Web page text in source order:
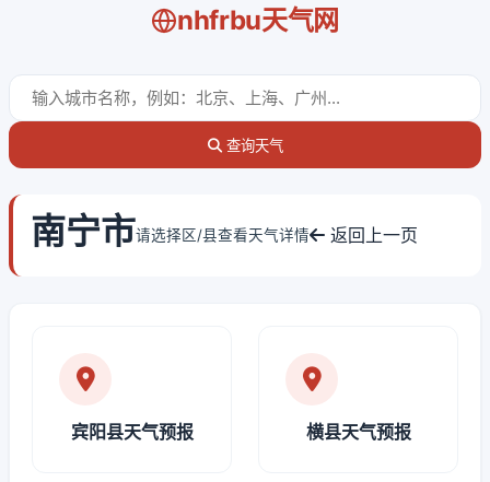
nhfrbu天气网
查询天气
南宁市请选择区/县查看天气详情 返回上一页
宾阳县天气预报 横县天气预报